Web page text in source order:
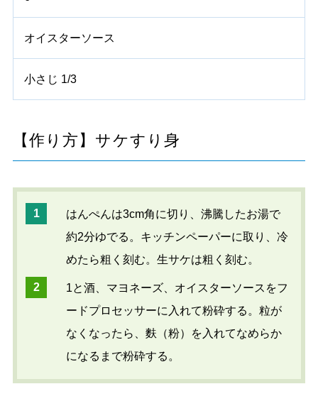
オイスターソース
小さじ 1/3
【作り方】サケすり身
はんぺんは3cm角に切り、沸騰したお湯で
約2分ゆでる。キッチンペーパーに取り、冷
めたら粗く刻む。生サケは粗く刻む。
1と酒、マヨネーズ、オイスターソースをフ
ードプロセッサーに入れて粉砕する。粒が
なくなったら、麩（粉）を入れてなめらか
になるまで粉砕する。